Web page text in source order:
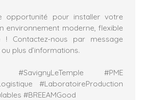
opportunité pour installer votre
environnement moderne, flexible
! Contactez-nous par message
plus d’informations.
#SavignyLeTemple #PME
#LaboratoireProduction
#BREEAMGood